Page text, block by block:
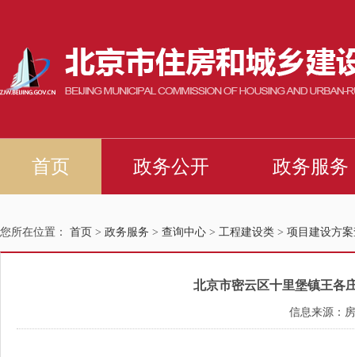
您所在位置： 首页 > 政务服务 > 查询中心 > 工程建设类 > 项目建设方
北京市密云区十里堡镇王各
信息来源：